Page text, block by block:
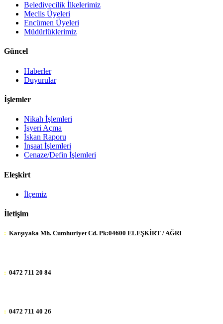
Belediyecilik İlkelerimiz
Meclis Üyeleri
Encümen Üyeleri
Müdürlüklerimiz
Güncel
Haberler
Duyurular
İşlemler
Nikah İşlemleri
İşyeri Açma
İskan Raporu
İnşaat İşlemleri
Cenaze/Defin İşlemleri
Eleşkirt
İlçemiz
İletişim
: Karşıyaka Mh. Cumhuriyet Cd. Pk:04600 ELEŞKİRT / AĞRI
: 0472 711 20 84
: 0472 711 40 26